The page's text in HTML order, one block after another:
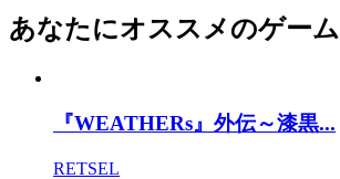
あなたにオススメのゲーム
『WEATHERs』外伝～漆黒...
RETSEL